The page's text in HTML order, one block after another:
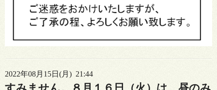
2022年08月15日(月) 21:44